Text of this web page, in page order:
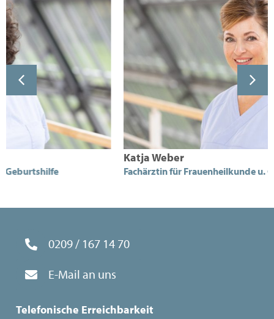
Fachärztin für Frauenheilkunde u. Geburtshilfe
0209 / 167 14 70
E-Mail an uns
Telefonische Erreichbarkeit